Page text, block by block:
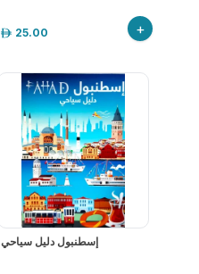
25.00 +
إسطنبول دليل سياحي